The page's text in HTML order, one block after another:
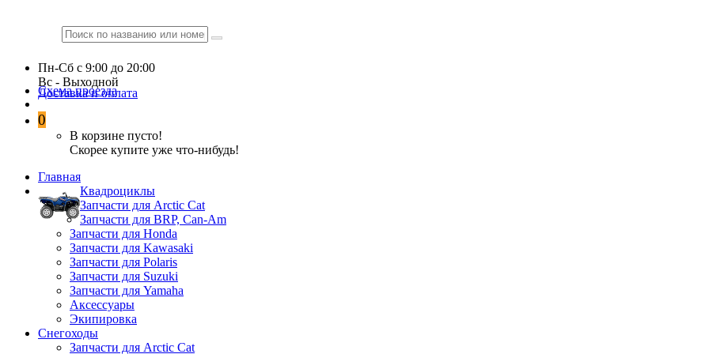
Пн-Сб c 9:00 до 20:00
Вc - Выходной
Схема проезда
Доставка и оплата
0
В корзине пусто!
Скорее купите уже что-нибудь!
Главная
Квадроциклы
Запчасти для Arctic Cat
Запчасти для BRP, Can-Am
Запчасти для Honda
Запчасти для Kawasaki
Запчасти для Polaris
Запчасти для Suzuki
Запчасти для Yamaha
Аксессуары
Экипировка
Снегоходы
Запчасти для Arctic Cat